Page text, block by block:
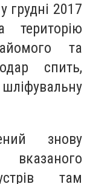
грудні 2017
та
спить,
шліфувальну
знову
там